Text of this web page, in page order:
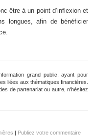
être à un point d’inflexion et
longues, afin de bénéficier
grand public, ayant pour
liées aux thématiques financières.
de partenariat ou autre, n'hésitez
| Publiez votre commentaire